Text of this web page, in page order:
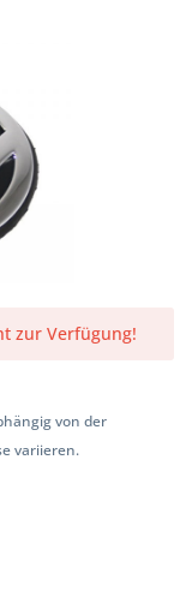
zur Verfügung!
von der
variieren.